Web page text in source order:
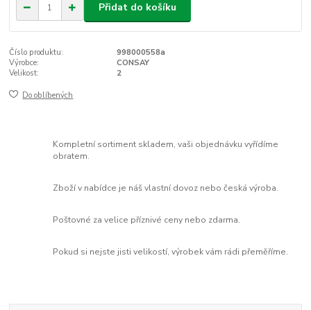
Přidat do košíku
Číslo produktu:
998000558a
Výrobce:
CONSAY
Velikost:
2
Do oblíbených
Kompletní sortiment skladem, vaši objednávku vyřídíme
obratem.
Zboží v nabídce je náš vlastní dovoz nebo česká výroba.
Poštovné za velice příznivé ceny nebo zdarma.
Pokud si nejste jisti velikostí, výrobek vám rádi přeměříme.